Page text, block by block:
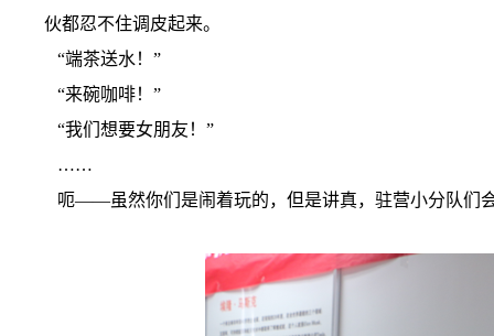
伙都忍不住调皮起来。
“端茶送水！”
“来碗咖啡！”
“我们想要女朋友！”
……
呃——虽然你们是闹着玩的，但是讲真，驻营小分队们